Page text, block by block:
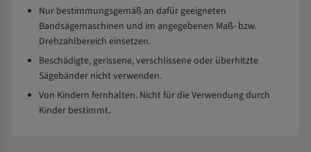
Nur bestimmungsgemäß an dafür geeigneten
Bandsägemaschinen und im angegebenen Maß- bzw.
Drehzahlbereich einsetzen.
Beschädigte, gerissene, verschlissene oder überhitzte
Sägebänder nicht verwenden.
Von Kindern fernhalten. Nicht für die Verwendung durch
Kinder bestimmt.